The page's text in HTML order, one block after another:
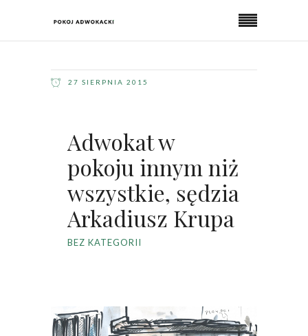
27 SIERPNIA 2015
Adwokat w
pokoju innym niż
wszystkie, sędzia
Arkadiusz Krupa
BEZ KATEGORII